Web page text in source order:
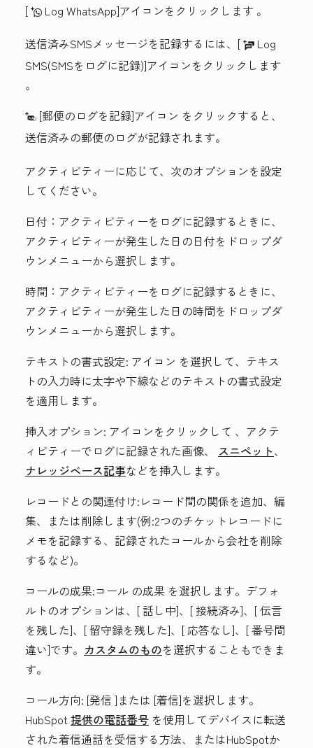
[ logWhatsAppMessage Log WhatsApp]アイコンをクリックします 。
送信済みSMSメッセージを記録するには、[ logSMS Log
SMS(SMSをログに記録)]アイコンをクリックします
。
logPostalMail [郵便のログを記録]アイコン をクリックすると、
送信済みの郵便のログが記録されます。
アクティビティーに応じて、次のオプションを設定
してください。
日付： アクティビティーをログに記録するときに、
アクティビティーが発生した日の日付をドロップダ
ウンメニューから選択します。
時間： アクティビティーをログに記録するときに、
アクティビティーが発生した日の時間をドロップダ
ウンメニューから選択します。
テキストの書式設定: アイコン を選択して、テキス
トの入力時に太字や下線などのテキストの書式設定
を適用します。
挿入オプション: アイコンをクリックして 、アクテ
ィビティーでログに記録された画像、 スニペット、
ナレッジベース記事などを挿入します。
レコードとの関連付け:レコード間の関係を追加、編
集、または削除します(例:2つのチケットレコードに
メモを記録する、記録されたコールから会社を削除
するなど)。
コールの成果:コール の成果 を選択します。デフォ
ルトのオプションは、[ 話し中]、[接続済み]、[伝言
を残した]、[留守録を残した]、[応答なし]、[番号間
違い]です。 カスタムのものを選択することもできま
す。
コール方向: [発信 ]または [着信]を選択します。
HubSpot提供の電話番号 を使用してデバイスに転送
された着信通話を受信する方法、またはHubSpotか